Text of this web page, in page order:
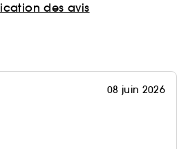
des avis
08 juin 2026